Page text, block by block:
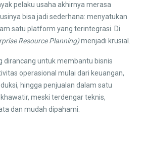
pelaku usaha akhirnya merasa
bisa jadi sederhana: menyatukan
satu platform yang terintegrasi. Di
Resource Planning)menjadi krusial.
dirancang untuk membantu bisnis
operasional mulai dari keuangan,
hingga penjualan dalam satu
meski terdengar teknis,
dan mudah dipahami.